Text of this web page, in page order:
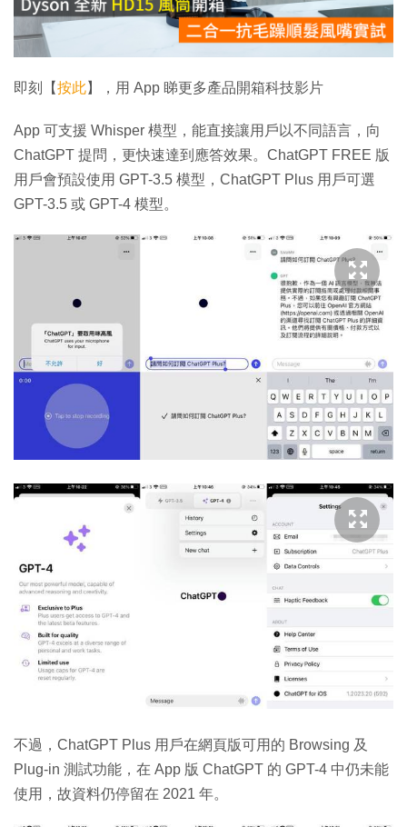
放
影
片
即刻【按此】，用 App 睇更多產品開箱科技影片
App 可支援 Whisper 模型，能直接讓用戶以不同語言，向
ChatGPT 提問，更快速達到應答效果。ChatGPT FREE 版
用戶會預設使用 GPT-3.5 模型，ChatGPT Plus 用戶可選
GPT-3.5 或 GPT-4 模型。
不過，ChatGPT Plus 用戶在網頁版可用的 Browsing 及
Plug-in 測試功能，在 App 版 ChatGPT 的 GPT-4 中仍未能
使用，故資料仍停留在 2021 年。